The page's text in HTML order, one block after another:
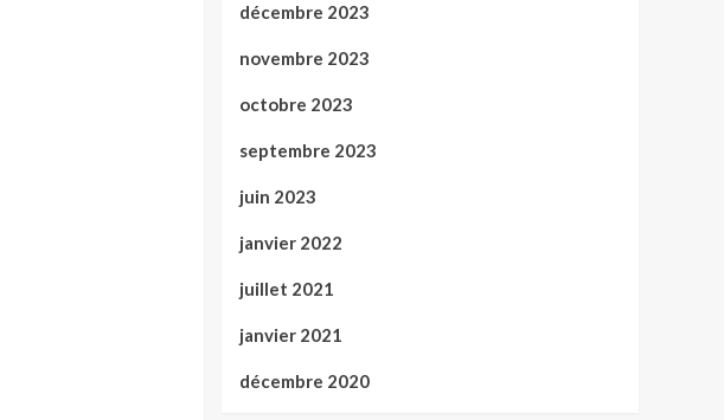
décembre 2023
novembre 2023
octobre 2023
septembre 2023
juin 2023
janvier 2022
juillet 2021
janvier 2021
décembre 2020